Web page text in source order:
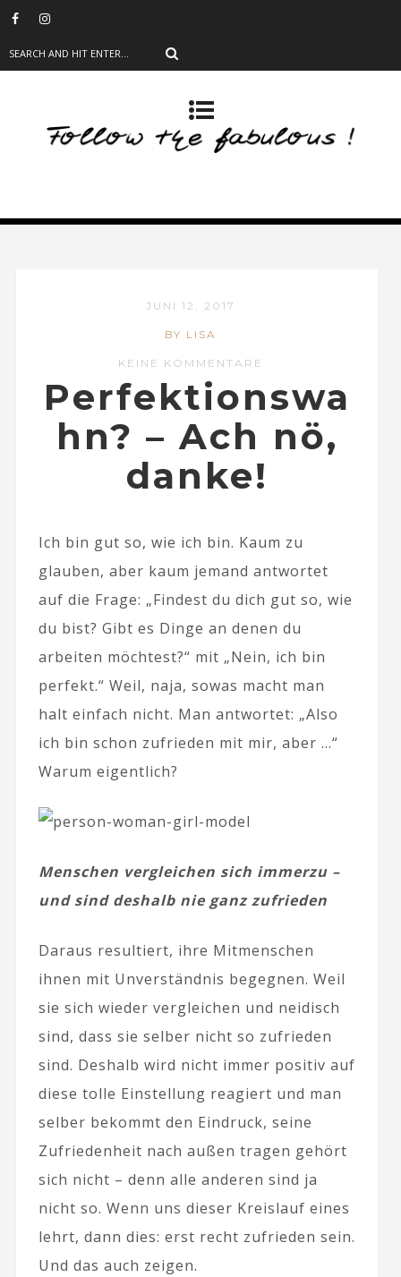
JUNI 12, 2017
BY LISA
KEINE KOMMENTARE
Perfektionswa
hn? – Ach nö,
danke!
Ich bin gut so, wie ich bin. Kaum zu
glauben, aber kaum jemand antwortet
auf die Frage: „Findest du dich gut so, wie
du bist? Gibt es Dinge an denen du
arbeiten möchtest?“ mit „Nein, ich bin
perfekt.“ Weil, naja, sowas macht man
halt einfach nicht. Man antwortet: „Also
ich bin schon zufrieden mit mir, aber …“
Warum eigentlich?
Menschen vergleichen sich immerzu –
und sind deshalb nie ganz zufrieden
Daraus resultiert, ihre Mitmenschen
ihnen mit Unverständnis begegnen. Weil
sie sich wieder vergleichen und neidisch
sind, dass sie selber nicht so zufrieden
sind. Deshalb wird nicht immer positiv auf
diese tolle Einstellung reagiert und man
selber bekommt den Eindruck, seine
Zufriedenheit nach außen tragen gehört
sich nicht – denn alle anderen sind ja
nicht so. Wenn uns dieser Kreislauf eines
lehrt, dann dies: erst recht zufrieden sein.
Und das auch zeigen.